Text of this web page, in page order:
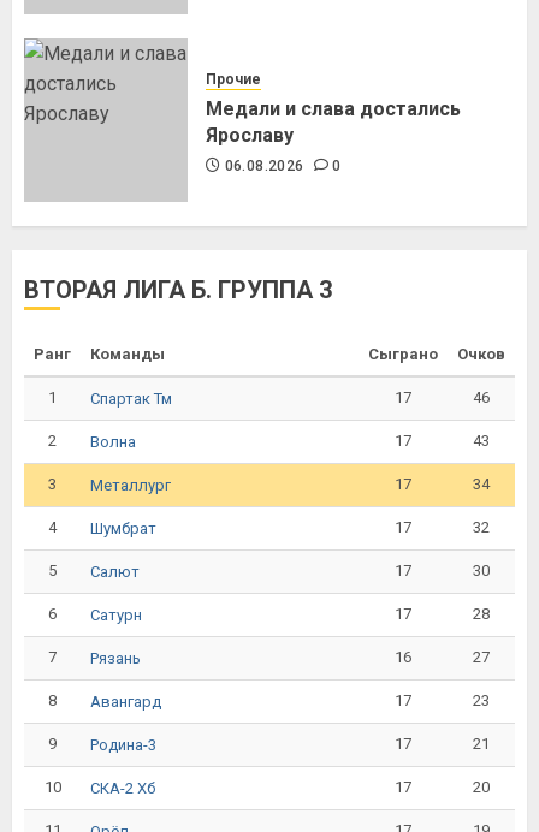
Прочие
Медали и слава достались
Ярославу
06.08.2026 0
ВТОРАЯ ЛИГА Б. ГРУППА 3
Ранг Команды Сыграно Очков
1 Спартак Тм 17 46
2 Волна 17 43
3 Металлург 17 34
4 Шумбрат 17 32
5 Салют 17 30
6 Сатурн 17 28
7 Рязань 16 27
8 Авангард 17 23
9 Родина-3 17 21
10 СКА-2 Хб 17 20